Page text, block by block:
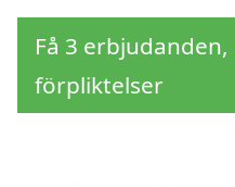
Få 3
förpliktelser